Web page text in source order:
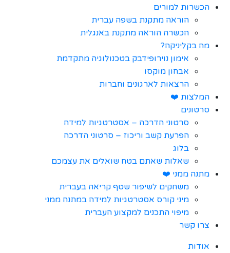
הכשרות למורים
הוראה מתקנת בשפה עברית
הכשרה הוראה מתקנת באנגלית
מה בקליניקה?
אימון נוירופידבק בטכנולוגיה מתקדמת
אבחון מוקסו
הרצאות לארגונים וחברות
המלצות ❤️
סרטונים
סרטוני הדרכה – אסטרטגיות למידה
הפרעת קשב וריכוז – סרטוני הדרכה
בלוג
שאלות שאתם בטח שואלים את עצמכם
מתנה ממני ❤️
משחקים לשיפור שטף קריאה בעברית
מיני קורס אסטרטגיות למידה במתנה ממני
מיפוי התכנים למקצוע העברית
צרו קשר
אודות